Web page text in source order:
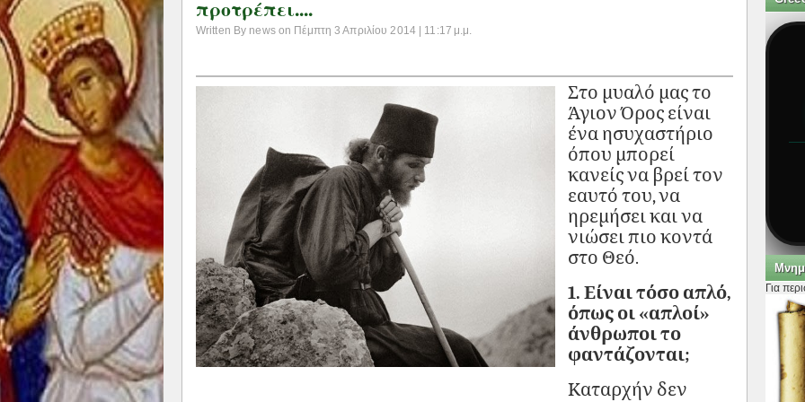
προτρέπει....
Written By news on Πέμπτη 3 Απριλίου 2014 | 11:17 μ.μ.
Στο μυαλό μας το
Άγιον Όρος είναι
ένα ησυχαστήριο
όπου μπορεί
κανείς να βρεί τον
εαυτό του, να
ηρεμήσει και να
νιώσει πιο κοντά
στο Θεό.
1. Είναι τόσο απλό,
όπως οι «απλοί»
άνθρωποι το
φαντάζονται;
Καταρχήν δεν
Για